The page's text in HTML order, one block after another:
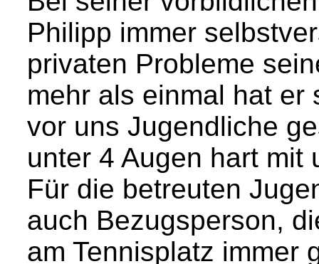
Philipp immer
privaten Probleme
mehr als einmal hat
vor uns Jugendliche
unter 4 Augen hart mit
Für die betreuten
auch Bezugsperson,
am Tennisplatz immer